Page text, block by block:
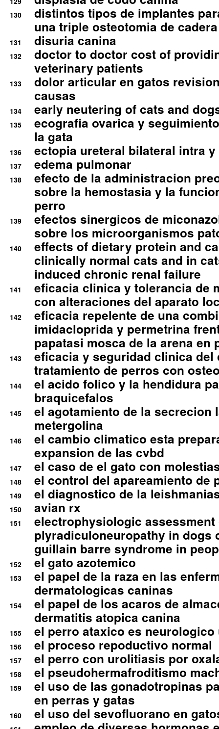
130
distintos tipos de implantes
una triple osteotomia de cadera
131 disuria canina
132
doctor to doctor cost of
veterinary patients
133
dolor articular en gatos
causas
134 early neutering of cats and
135
ecografia ovarica y
la gata
136 ectopia ureteral bilateral intra
137 edema pulmonar
138
efecto de la administracion
sobre la hemostasia y la
perro
139
efectos sinergicos de
sobre los microorganismos
140
effects of dietary protein and
clinically normal cats and in
induced chronic renal failure
141
eficacia clinica y tolerancia de
con alteraciones del aparato
142
eficacia repelente de una
imidacloprida y permetrina
papatasi mosca de la arena en
143
eficacia y seguridad clinica del
tratamiento de perros con
144
el acido folico y la hendidura
braquicefalos
145
el agotamiento de la secrecion
metergolina
146
el cambio climatico esta
expansion de las cvbd
147 el caso de el gato con
148 el control del apareamiento de
149 el diagnostico de la
150 avian rx
151
electrophysiologic assessment
plyradiculoneuropathy in dogs
guillain barre syndrome in
152 el gato azotemico
153
el papel de la raza en las
dermatologicas caninas
154
el papel de los acaros de
dermatitis atopica canina
155 el perro ataxico es
156 el proceso repoductivo normal
157 el perro con urolitiasis por
158 el pseudohermafroditismo
159
el uso de las gonadotropinas
en perras y gatas
160 el uso del sevofluorano en